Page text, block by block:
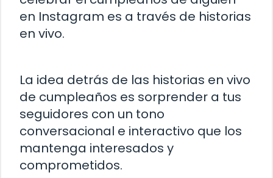
en Instagram es a través de historias
en vivo.
La idea detrás de las historias en vivo
de cumpleaños es sorprender a tus
seguidores con un tono
conversacional e interactivo que los
mantenga interesados y
comprometidos.